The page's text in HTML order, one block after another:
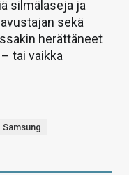
silmälaseja ja
sekä
herättäneet
tai vaikka
Samsung